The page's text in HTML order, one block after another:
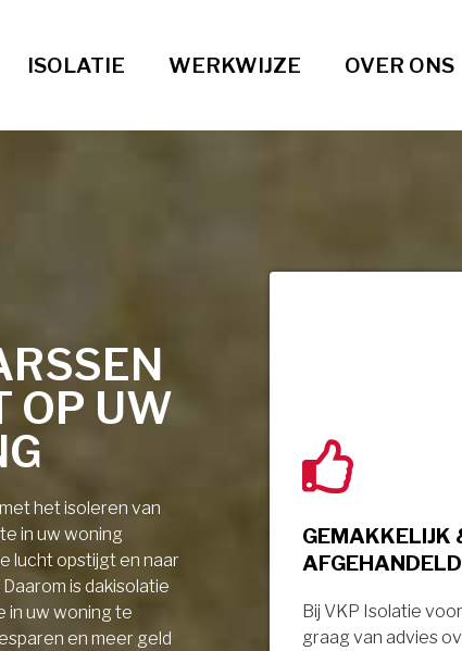
ISOLATIE WERKWIJZE OVER ONS
OP UW
het isoleren van
in uw woning
lucht opstijgt en naar
is dakisolatie
in uw woning te
en meer geld
GEMAKKELIJK
AFGEHANDELD
Bij VKP Isolatie
graag van advies